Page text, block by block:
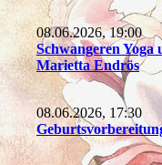
08.06.2026, 19:00
Schwangeren
Marietta Endrös
08.06.2026, 17:30